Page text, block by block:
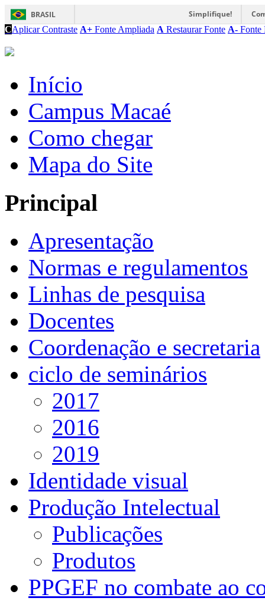
BRASIL Simplifique!
CAplicar Contraste A+ Fonte Ampliada A Restaurar Fonte A- Fonte
Início
Campus Macaé
Como chegar
Mapa do Site
Principal
Apresentação
Normas e regulamentos
Linhas de pesquisa
Docentes
Coordenação e secretaria
ciclo de seminários
2017
2016
2019
Identidade visual
Produção Intelectual
Publicações
Produtos
PPGEF no combate ao